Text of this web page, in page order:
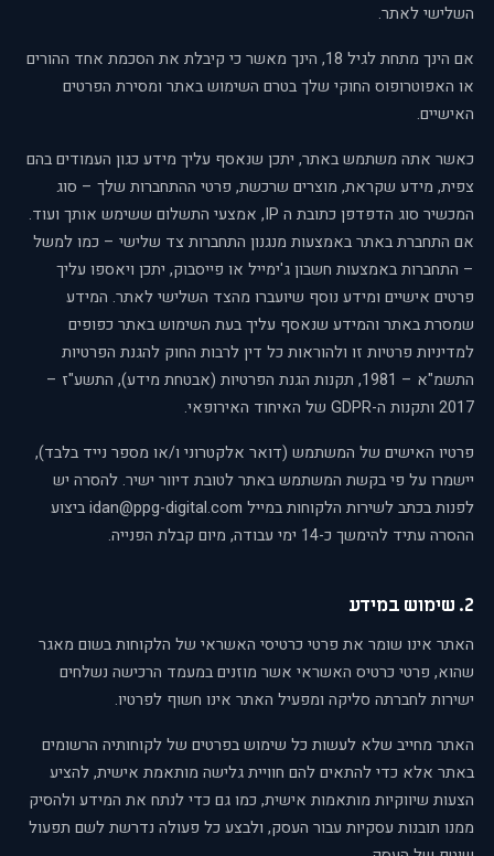
השלישי לאתר.
אם הינך מתחת לגיל 18, הינך מאשר כי קיבלת את הסכמת אחד ההורים
או האפוטרופוס החוקי שלך בטרם השימוש באתר ומסירת הפרטים
האישיים.
כאשר אתה משתמש באתר, יתכן שנאסף עליך מידע כגון העמודים בהם
צפית, מידע שקראת, מוצרים שרכשת, פרטי ההתחברות שלך – סוג
המכשיר סוג הדפדפן כתובת ה IP, אמצעי התשלום ששימש אותך ועוד.
אם התחברת באתר באמצעות מנגנון התחברות צד שלישי – כמו למשל
– התחברות באמצעות חשבון ג'ימייל או פייסבוק, יתכן ויאספו עליך
פרטים אישיים ומידע נוסף שיועברו מהצד השלישי לאתר. המידע
שמסרת באתר והמידע שנאסף עליך בעת השימוש באתר כפופים
למדיניות פרטיות זו ולהוראות כל דין לרבות החוק להגנת הפרטיות
התשמ"א – 1981, תקנות הגנת הפרטיות (אבטחת מידע), התשע"ז –
2017 ותקנות ה-GDPR של האיחוד האירופאי.
פרטיו האישים של המשתמש (דואר אלקטרוני ו/או מספר נייד בלבד),
יישמרו על פי בקשת המשתמש באתר לטובת דיוור ישיר. להסרה יש
לפנות בכתב לשירות הלקוחות במייל idan@ppg-digital.com ביצוע
ההסרה עתיד להימשך כ-14 ימי עבודה, מיום קבלת הפנייה.
2. שימוש במידע
האתר אינו שומר את פרטי כרטיסי האשראי של הלקוחות בשום מאגר
שהוא, פרטי כרטיס האשראי אשר מוזנים במעמד הרכישה נשלחים
ישירות לחברתה סליקה ומפעיל האתר אינו חשוף לפרטיו.
האתר מחייב שלא לעשות כל שימוש בפרטים של לקוחותיה הרשומים
באתר אלא כדי להתאים להם חוויית גלישה מותאמת אישית, להציע
הצעות שיווקיות מותאמות אישית, כמו גם כדי לנתח את המידע ולהסיק
ממנו תובנות עסקיות עבור העסק, ולבצע כל פעולה נדרשת לשם תפעול